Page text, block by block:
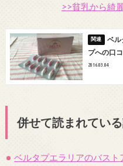
>>貧乳から綺
ベル
プへの口
2016.03.04
併せて読まれてい
ベルタプエラリアのバス